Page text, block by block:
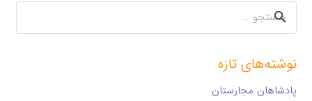
جستجو
برای:
نوشته‌های تازه
پادشاهان مجارستان